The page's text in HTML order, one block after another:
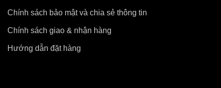
Chính sách bảo mật và chia sẻ thông tin
Chính sách giao & nhận hàng
Hướng dẫn đặt hàng